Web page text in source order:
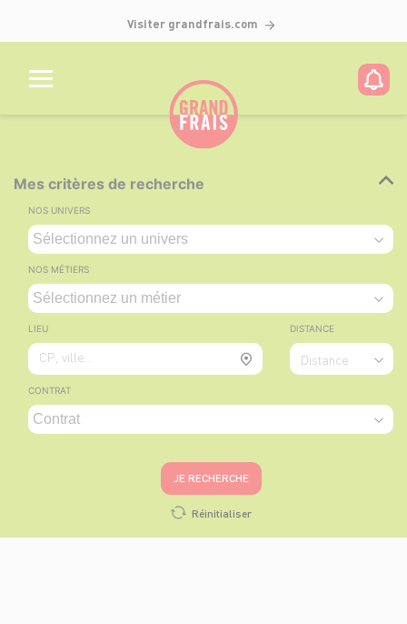
Visiter grandfrais.com
Mes critères de recherche
NOS UNIVERS
NOS MÉTIERS
LIEU
CP, ville...
DISTANCE
Distance
CONTRAT
JE RECHERCHE
Réinitialiser